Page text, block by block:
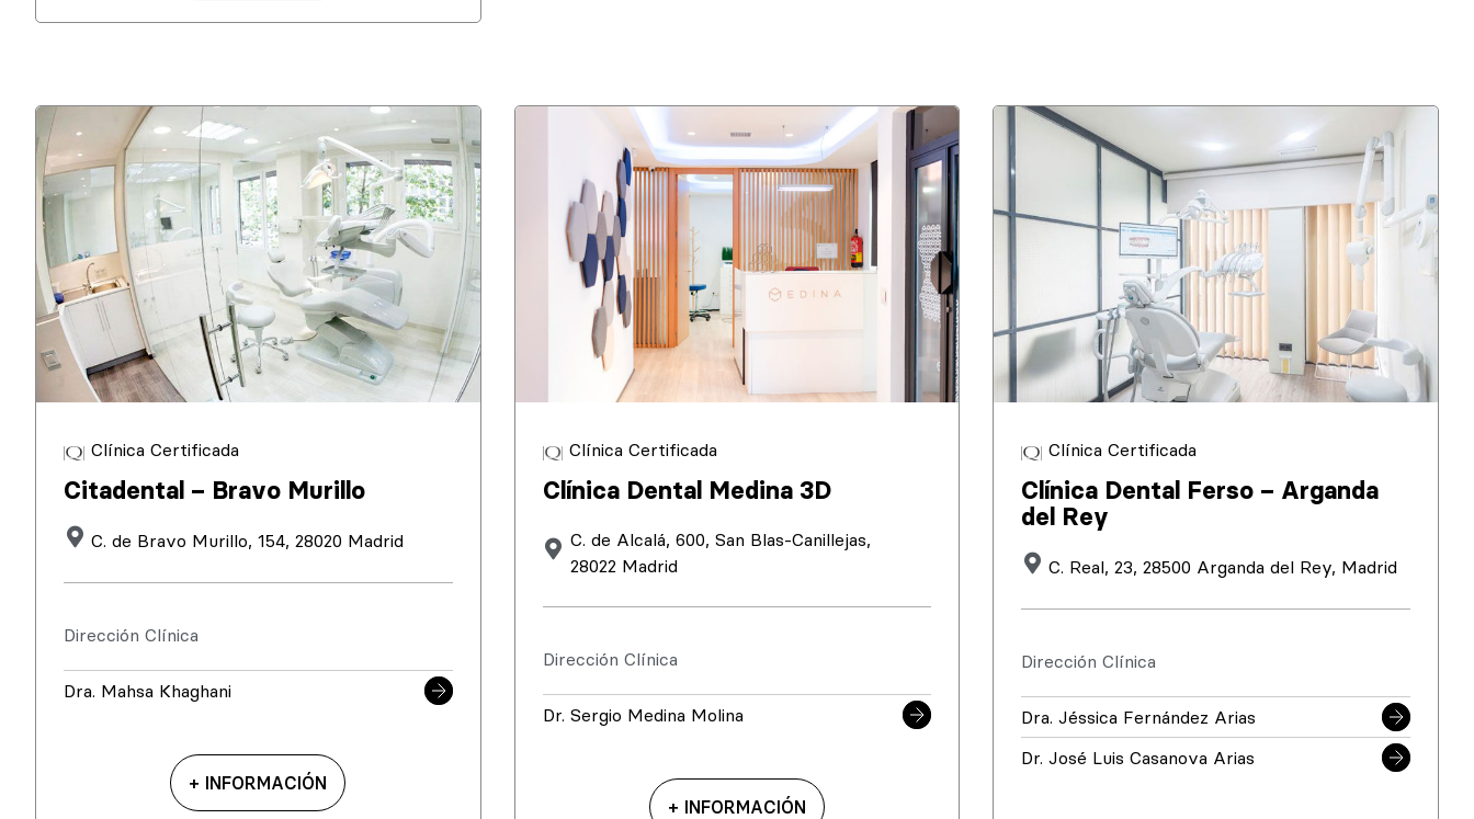
Clínica Certificada
Citadental – Bravo Murillo
C. de Bravo Murillo, 154, 28020 Madrid
Dirección Clínica
Dra. Mahsa Khaghani
+ INFORMACIÓN
Clínica Certificada
Clínica Dental Medina 3D
C. de Alcalá, 600, San Blas-Canillejas,
28022 Madrid
Dirección Clínica
Dr. Sergio Medina Molina
+ INFORMACIÓN
Clínica Certificada
Clínica Dental Ferso – Arganda
del Rey
C. Real, 23, 28500 Arganda del Rey, Madrid
Dirección Clínica
Dra. Jéssica Fernández Arias
Dr. José Luis Casanova Arias